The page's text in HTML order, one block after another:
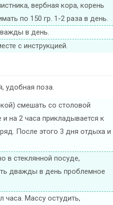
вербная кора, корень
по 150 гр. 1-2 раза в день.
в день.
с инструкцией.
удобная поза.
смешать со столовой
на 2 часа прикладывается к
После этого 3 дня отдыха и
в стеклянной посуде,
дважды в день проблемное
часа. Массу остудить,